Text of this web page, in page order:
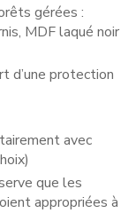
gérées :
MDF laqué noir
d’une protection
avec
que les
appropriées à